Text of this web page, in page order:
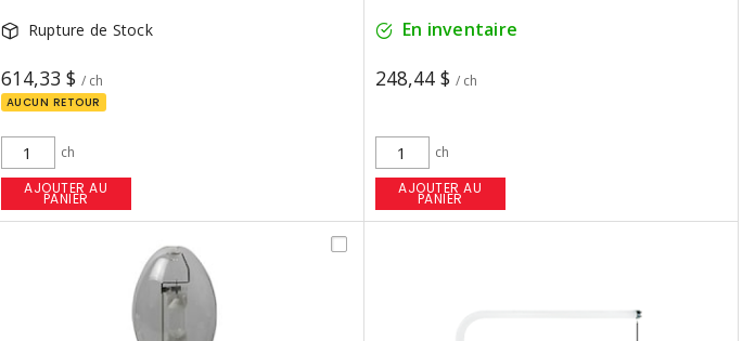
Rupture de Stock
614,33 $ / ch
AUCUN RETOUR
ch
AJOUTER AU
PANIER
En inventaire
248,44 $ / ch
ch
AJOUTER AU
PANIER